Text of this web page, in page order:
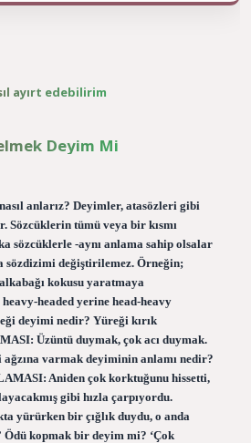
ayırt edebilirim
Deyim Mi
anlarız? Deyimler, atasözleri gibi
Sözcüklerin tümü veya bir kısmı
sözcüklerle -aynı anlama sahip olsalar
sözdizimi değiştirilemez. Örneğin;
kokusu yaratmaya
heavy-headed yerine head-heavy
deyimi nedir? Yüreği kırık
Üzüntü duymak, çok acı duymak.
varmak deyiminin anlamı nedir?
Aniden çok korktuğunu hissetti,
gibi hızla çarpıyordu.
yürürken bir çığlık duydu, o anda
Ödü kopmak bir deyim mi? ‘Çok